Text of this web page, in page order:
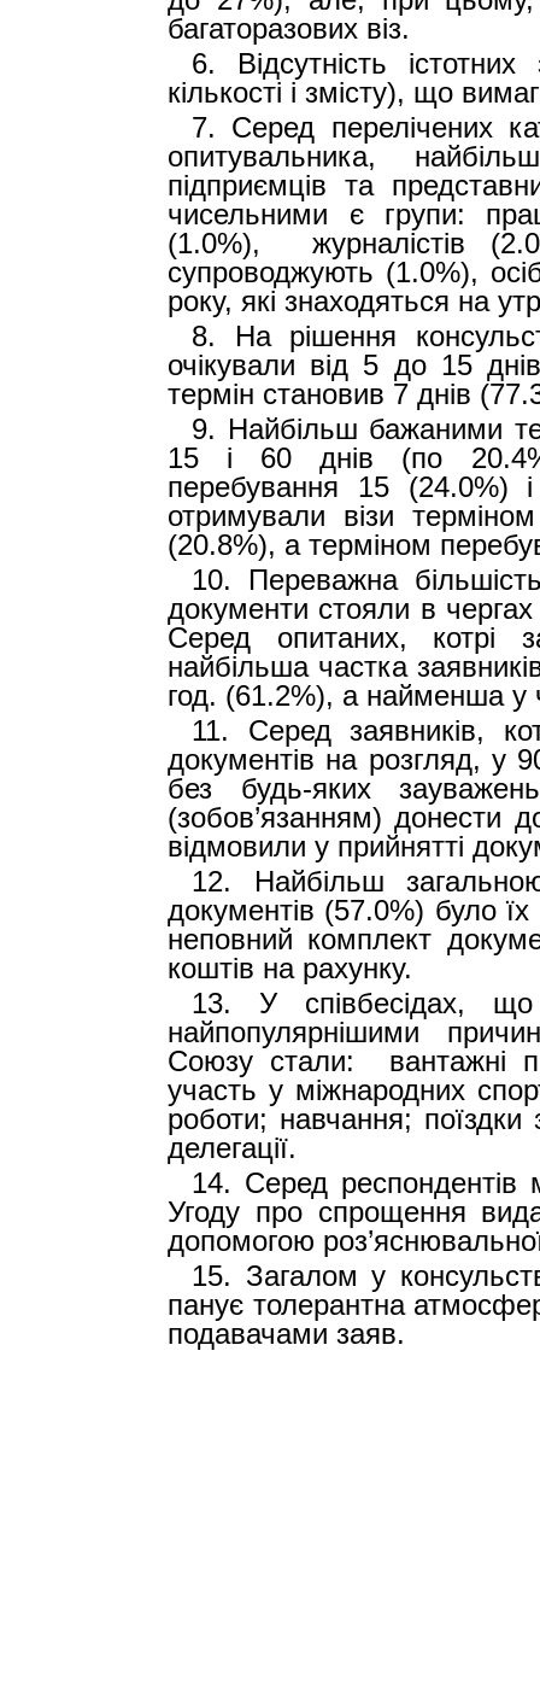
багаторазових віз.
6. Відсутність
кількості і змісту), що
7. Серед перелічених
опитувальника,
підприємців та
чисельними є групи:
(1.0%),
журналістів
супроводжують (1.0%),
року, які знаходяться на
8. На рішення
очікували від 5 до 15
термін становив 7 днів
9. Найбільш бажаними
15 і 60 днів (по
перебування 15 (24.0%)
отримували візи терміном
(20.8%), а терміном
10. Переважна
документи стояли в
Серед опитаних, котрі
найбільша частка
год. (61.2%), а найменша у
11. Серед заявників,
документів на розгляд, у
без будь-яких
(зобов’язанням) донести
відмовили у прийнятті
12. Найбільш
документів (57.0%) було
неповний комплект
коштів на рахунку.
13.У співбесідах,
найпопулярнішими
Союзу стали:
вантажні
участь у міжнародних
роботи; навчання; поїздки
делегації.
14. Серед респондентів
Угоду про спрощення
допомогою
15. Загалом у
панує толерантна
подавачами заяв.